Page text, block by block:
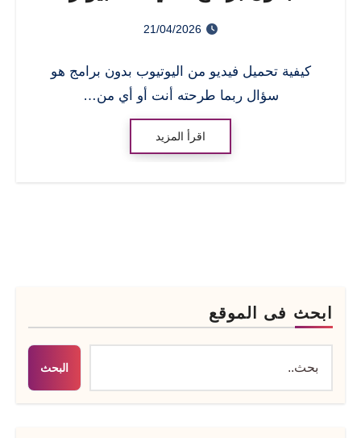
21/04/2026
كيفية تحميل فيديو من اليوتيوب بدون برامج هو
سؤال ربما طرحته أنت أو أي من…
اقرأ المزيد
ابحث فى الموقع
البحث